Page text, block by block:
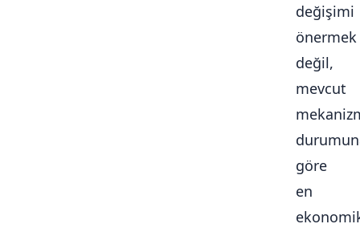
değişimi
önermek
değil,
mevcut
göre
en